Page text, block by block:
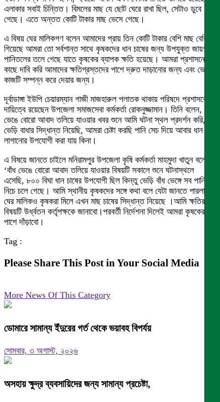
এলাকার সবাই চিন্তিত। বিমলের মাছ যে ছোট ঘেরে রাখা ছিল, সেটাও ডুবে
গেছে। এতে অন্তত কোটি টাকার মাছ ভেসে গেছে।
এ বিষয় ঘের মালিকগণ বলেন আমাদের প্রায় তিন কোটি টাকার বেশি মাছ বেরিয়ে
গিয়েছে আমরা তো সর্বশান্ত সাথে কৃষকদের ধান চাষের জন্য উপযুক্ত জায়গাটি
পানিতলের তলে গেছে যাতে কৃষকের ব্যাপক ক্ষতি হয়েছে। আমরা প্রশাসনের
কাছে দাবি করি আমাদের ক্ষতিগ্রস্তদের পাশে দ্রুত দাড়ানোর জন্য এবং ভেড়ির
কাজটি সম্পন্ন করে দেয়ার জন্য।
দূর্বাডাঙ্গা ইউপি চেয়ারম্যান গাজী মাজহারুল পলাতক থাকায় পরিষদে প্রশাসকের
দায়িত্বে রয়েছেন উপজেলা সমাজসেবা কর্মকর্তা রোকনুজ্জামান। তিনি বলেন, ‘বাঁধ
ভেঙে বোরো আবাদ তলিয়ে যাওয়ার খবর শুনে আমি ঘটনা স্থল প্রদর্শন করি,
ভেড়ি বাধার সিদ্ধান্ত নিয়েছি, আমরা চেষ্টা করছি পানি সেচ দিয়ে আবার ধান
লাগানোর উপযোগী করা যায় কিনা।
এ বিষয়ে জানতে চাইলে মনিরামপুর উপজেলা কৃষি কর্মকর্তা মাহমুদা খাতুন বলেন,
‘বাঁধ ভেঙে বোরো আবাদ তলিয়ে যাওয়ার বিষয়টি সকালে শুনে ঘটনাস্থলে
এসেছি, ৮০০ বিঘা ধান চাষের উপযোগী ছিল কিন্তু ভেড়ি বাঁধ ভেঙ্গে সব পানির
নিচে চলে গেছে। আমি স্থানীয় কৃষকদের সঙ্গে কথা বলে যেটা জানতে পারলাম
ঘের মালিকও কৃষকরা মিলে এখন মাছ চাষের সিদ্ধান্ত নিয়েছে ।আমি ক্ষতির
বিষয়টি উর্ধ্বতন কর্তৃপক্ষকে জানাবো।পরবর্তী নির্দেশনা দিলেই আমরা কৃষকের
পাশে দাঁড়াবো।
Tag :
Please Share This Post in Your Social Media
More News Of This Category
ডোমারে সামান্য ইঁদুরের গর্ত থেকে ভয়াবহ বিপর্যয়
সোমবার, ৩ অগাস্ট, ২০২৬
অসহায় ক্ষুদ্র ব্যবসায়িদের জন্য সামান্য প্রচেষ্টা,